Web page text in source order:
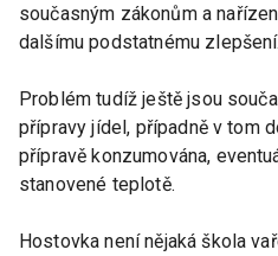
současným zákonům a
dalšímu podstatnému zlepšení.
Problém tudíž ještě jsou
přípravy jídel, případně v tom
přípravě konzumována,
stanovené teplotě.
Hostovka není nějaká škola